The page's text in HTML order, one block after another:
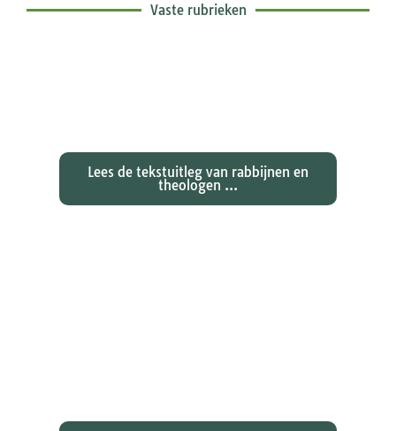
Vaste rubrieken
Lees de tekstuitleg van rabbijnen en
theologen ...